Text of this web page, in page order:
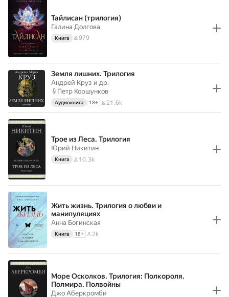
Тайлисан (трилогия)
Галина Долгова
Книга 979
Земля лишних. Трилогия
Андрей Круз и др.
Петр Коршунков
Аудиокнига 18+ 21.6k
Трое из Леса. Трилогия
Юрий Никитин
Книга 10.3k
Жить жизнь. Трилогия о любви и
манипуляциях
Анна Богинская
Книга 18+ 2k
Море Осколков. Трилогия: Полкороля.
Полмира. Полвойны
Джо Аберкромби